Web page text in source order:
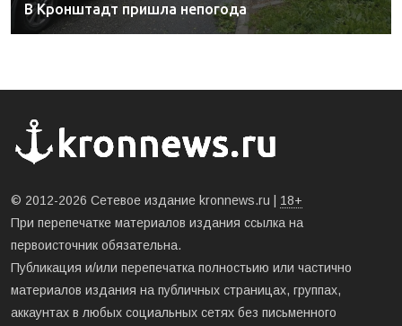
В Кронштадт пришла непогода
© 2012-2026 Сетевое издание kronnews.ru | 18+
При перепечатке материалов издания ссылка на
первоисточник обязательна.
Публикация и/или перепечатка полностьию или частично
материалов издания на публичных страницах, группах,
аккаунтах в любых социальных сетях без письменного